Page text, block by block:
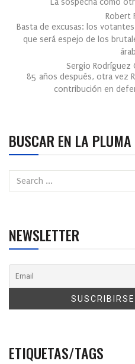
La sospecha como
Robert
Basta de excusas: los
que será espejo de los
Sergio Rodríguez
85 años después, otra vez
contribución en
BUSCAR EN LA PLUMA
NEWSLETTER
ETIQUETAS/TAGS